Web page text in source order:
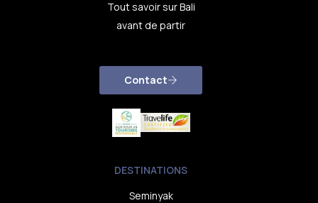
Tout savoir sur Bali
avant de partir
Contact
DESTINATIONS
Seminyak